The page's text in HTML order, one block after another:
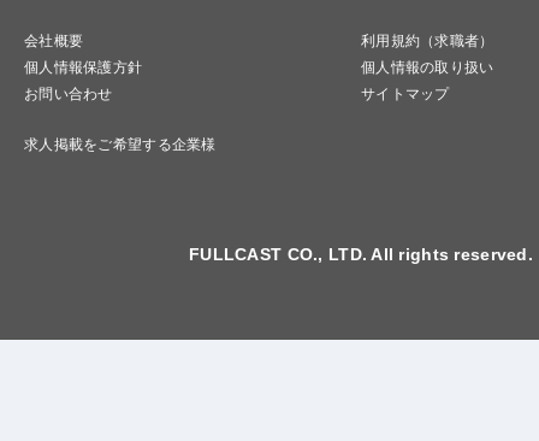
会社概要
利用規約（求職者）
個人情報保護方針
個人情報の取り扱い
お問い合わせ
サイトマップ
求人掲載をご希望する企業様
FULLCAST CO., LTD. All rights reserved.